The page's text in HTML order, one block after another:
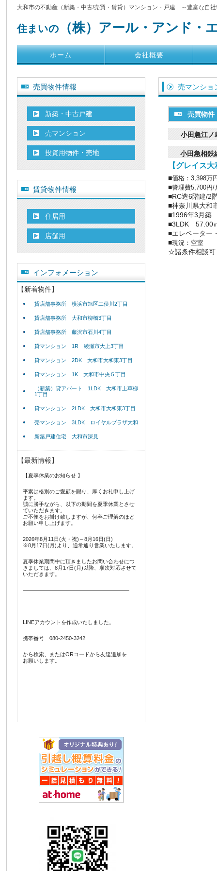
大和市の不動産（新築・中古/売買・賃貸）マンション・戸建 ～豊富な自
住まいの （株）アール・アンド・
ホーム 会社概要
売マンシ
売買物
小田急江ノ
小田急相鉄
【グレイス
■価格：3,398万
■管理費5,700円/
■RC造6階建/2
■神奈川県大和
■1996年3月築
■3LDK
■エレベーター
■現況：空室
☆諸条件相談可
売買物件情報
新築・中古戸建
売マンション
投資用物件・売地
賃貸物件情報
住居用
店舗用
インフォメーション
【新着物件】
貸店舗事務所 横浜市旭区二俣川2丁目
貸店舗事務所 大和市柳橋3丁目
貸店舗事務所 藤沢市石川4丁目
貸マンション 1R 綾瀬市大上3丁目
貸マンション 2DK 大和市大和東3丁目
貸マンション 1K 大和市中央５丁目
（新築）貸アパート 1LDK 大和市上草柳
1丁目
貸マンション 2LDK 大和市大和東3丁目
売マンション 3LDK ロイヤルプラザ大和
新築戸建住宅 大和市深見
【最新情報】
【夏季休業のお知らせ 】
平素は格別のご愛顧を賜り、厚くお礼申し上げ
ます。
誠に勝手ながら、以下の期間を夏季休業とさせ
ていただきます。
ご不便をお掛け致しますが、何卒ご理解のほど
お願い申し上げます。
2026年8月11日(火・祝)～8月16日(日)
※8月17日(月)より、通常通り営業いたします。
夏季休業期間中に頂きましたお問い合わせにつ
きましては、8月17日(月)以降、順次対応させて
いただきます。
————————————————————
LINEアカウントを作成いたしました。
携帯番号 080-2450-3242
から検索、またはORコードから友達追加を
お願いします。